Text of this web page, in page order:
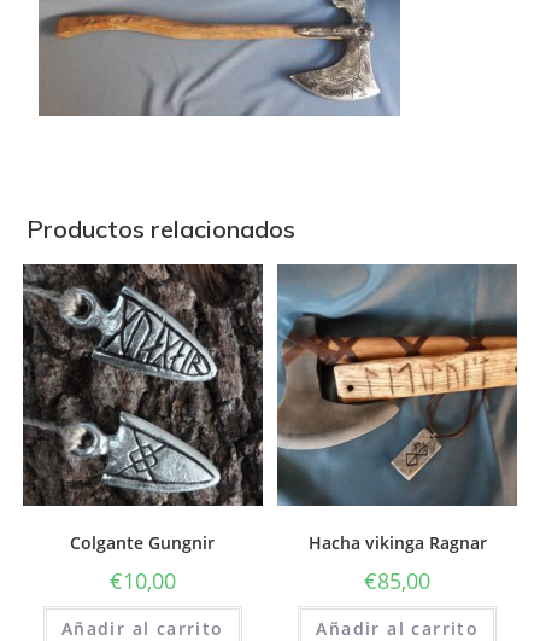
Productos relacionados
Colgante Gungnir
€10,00
Añadir al carrito
Hacha vikinga Ragnar
€85,00
Añadir al carrito